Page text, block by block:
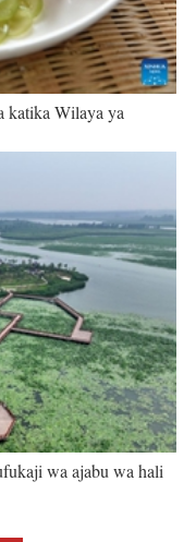
katika Wilaya ya
wa ajabu wa hali